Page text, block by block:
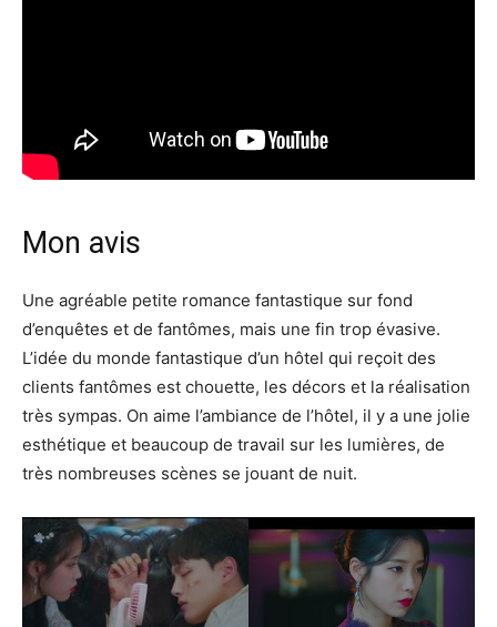
Mon avis
Une agréable petite romance fantastique sur fond
d’enquêtes et de fantômes, mais une fin trop évasive.
L’idée du monde fantastique d’un hôtel qui reçoit des
clients fantômes est chouette, les décors et la réalisation
très sympas. On aime l’ambiance de l’hôtel, il y a une jolie
esthétique et beaucoup de travail sur les lumières, de
très nombreuses scènes se jouant de nuit.